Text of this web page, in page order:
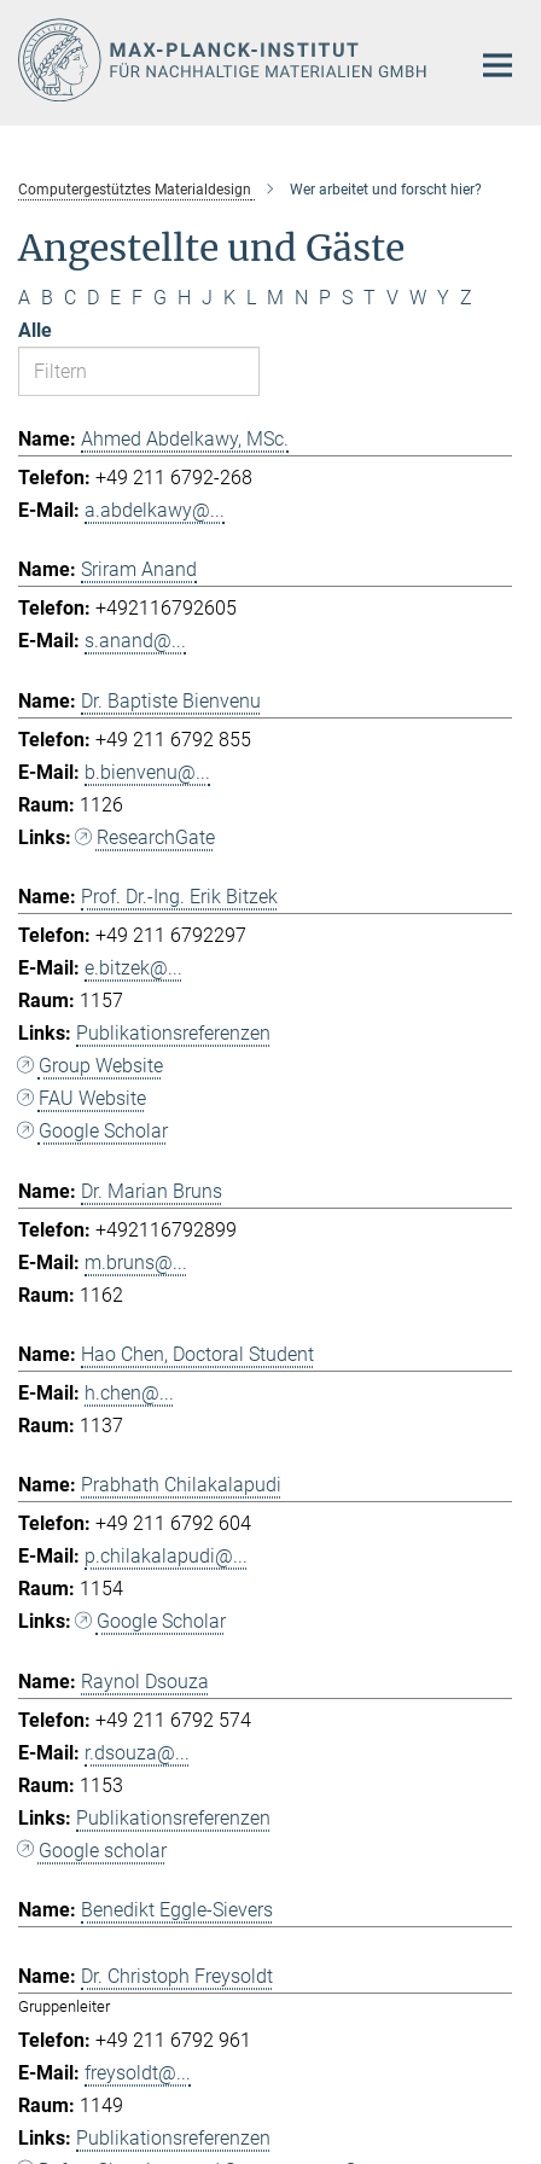
Hauptinhalt
Computergestütztes Materialdesign Wer arbeitet und forscht hier?
Angestellte und Gäste
A B C D E F G H J K L M N P S T V W Y Z
Alle
Ahmed Abdelkawy, MSc.
+49 211 6792-268
a.abdelkawy@...
Sriram Anand
+492116792605
s.anand@...
Dr. Baptiste Bienvenu
+49 211 6792 855
b.bienvenu@...
1126
ResearchGate
Prof. Dr.-Ing. Erik Bitzek
+49 211 6792297
e.bitzek@...
1157
Publikationsreferenzen
Group Website
FAU Website
Google Scholar
Dr. Marian Bruns
+492116792899
m.bruns@...
1162
Hao Chen, Doctoral Student
h.chen@...
1137
Prabhath Chilakalapudi
+49 211 6792 604
p.chilakalapudi@...
1154
Google Scholar
Raynol Dsouza
+49 211 6792 574
r.dsouza@...
1153
Publikationsreferenzen
Google scholar
Benedikt Eggle-Sievers
Dr. Christoph Freysoldt
Gruppenleiter
+49 211 6792 961
freysoldt@...
1149
Publikationsreferenzen